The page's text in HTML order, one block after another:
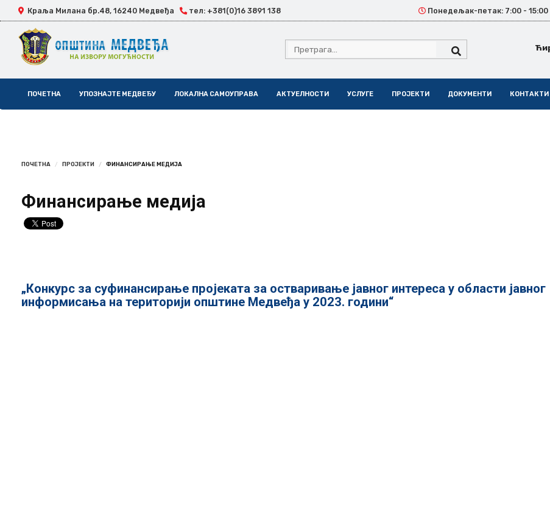
Краља Милана бр.48, 16240 Медвеђа тел: +381(0)16 3891 138 Понедељак-петак: 7:00 - 15:00
Navigation
ПОЧЕТНА УПОЗНАЈТЕ МЕДВЕЂУ ЛОКАЛНА САМОУПРАВА АКТУЕЛНОСТИ УСЛУГЕ ПРОЈЕКТИ ДОКУМЕНТИ КОНТАКТИ
ПОЧЕТНА ПРОЈЕКТИ ФИНАНСИРАЊЕ МЕДИЈА
Финансирање медија
„Конкурс за суфинансирање проjеката за остваривање јавног интереса у области јавног
информисања на територији општине Медвеђа у 2023. години“